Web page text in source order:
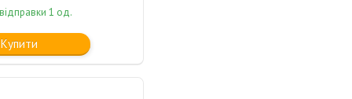
1 од.
Купити